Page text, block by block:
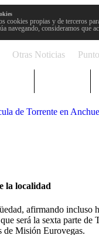
cookies propias y de terceros
navegando, consideramos que
Otras Noticias
de Torrente en
la localidad
afirmando incluso
será la sexta parte
de Misión Eurovegas.